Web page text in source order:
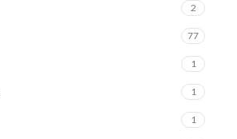
2
77
1
1
1